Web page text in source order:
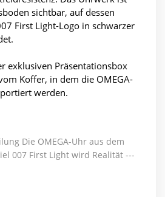
sichtbar, auf dessen
First Light-Logo in schwarzer
exklusiven Präsentationsbox
Koffer, in dem die OMEGA-
werden.
Die OMEGA-Uhr aus dem
007 First Light wird Realität ---